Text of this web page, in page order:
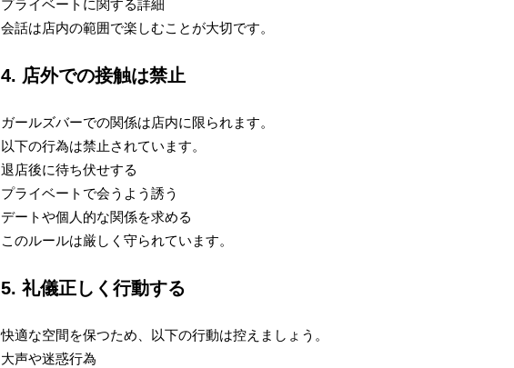
プライベートに関する詳細
会話は店内の範囲で楽しむことが大切です。
4. 店外での接触は禁止
ガールズバーでの関係は店内に限られます。
以下の行為は禁止されています。
退店後に待ち伏せする
プライベートで会うよう誘う
デートや個人的な関係を求める
このルールは厳しく守られています。
5. 礼儀正しく行動する
快適な空間を保つため、以下の行動は控えましょう。
大声や迷惑行為